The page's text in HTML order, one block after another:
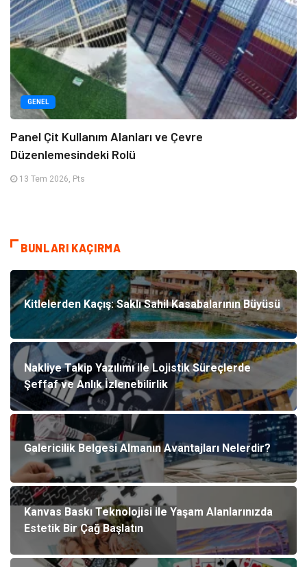
GENEL
Panel Çit Kullanım Alanları ve Çevre
Düzenlemesindeki Rolü
13 Tem 2026, Pts
BUNLARI KAÇIRMA
Kitlelerden Kaçış: Saklı Sahil Kasabalarının Büyüsü
Nakliye Takip Yazılımı ile Lojistik Süreçlerde
Şeffaf ve Anlık İzlenebilirlik
Galericilik Belgesi Almanın Avantajları Nelerdir?
Kanvas Baskı Teknolojisi ile Yaşam Alanlarınızda
Estetik Bir Çağ Başlatın